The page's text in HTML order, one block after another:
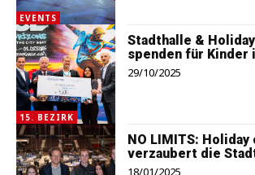
EVENTS
15. BEZIRK
Stadthalle &
spenden für Kinder
29/10/2025
NO LIMITS: Holiday
verzaubert die
18/01/2025